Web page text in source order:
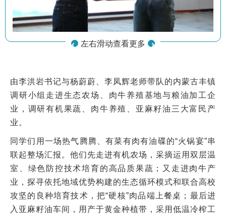
左右滑动查看更多
由李洪岩书记与杨蔚蔚、李凤辉老师带队的内蒙古丰镇
调研小组走进生态农场、肉牛养殖基地与粮油加工企
业，调研有机果蔬、肉牛养殖、亚麻籽油三大富民产
业。
同学们用一场热气腾腾、有菜有肉有油碟的“火锅宴”串
联起整场汇报。他们先走进有机农场，采摘运用双层温
室、绿色防控技术培育的高品质果蔬；又走进肉牛产
业，探寻依托地域优势构建的生态循环模式和联合高校
攻坚的良种培育技术，把“硬核”肉品端上餐桌；最后进
入亚麻籽油车间，用产于黄金种植带，采用低温冷榨工